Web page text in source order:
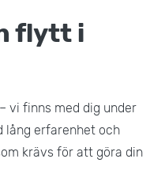
flytt i
vi finns med dig under
lång erfarenhet och
krävs för att göra din